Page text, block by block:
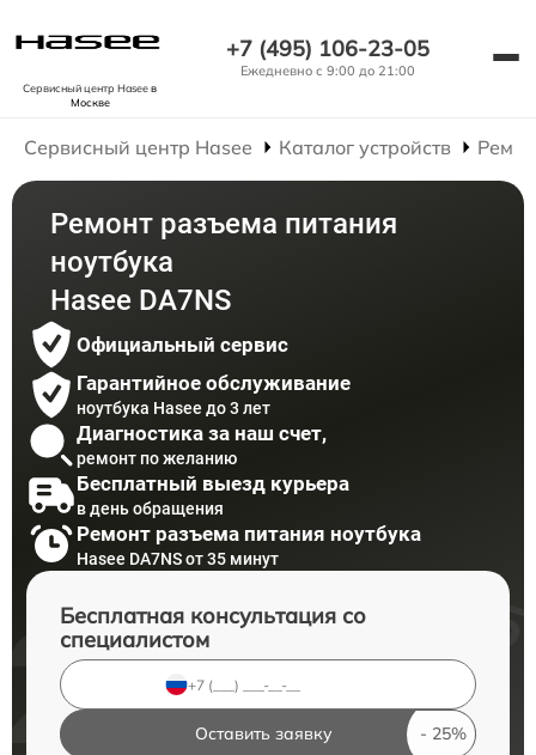
Сервисный центр Haseeв
Москве
+7 (495) 106-23-05
Ежедневно с 9:00 до 21:00
Сервисный центр Hasee Каталог устройств
Ремонт разъема питания
ноутбука
Hasee DA7NS
Официальный сервис
Гарантийное обслуживание
ноутбука Hasee до 3 лет
Диагностика за наш счет,
ремонт по желанию
Бесплатный выезд курьера
в день обращения
Ремонт разъема питания ноутбука
Hasee DA7NS от 35 минут
Бесплатная консультация со
специалистом
Оставить заявку